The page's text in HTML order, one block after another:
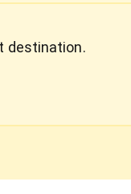
destination.